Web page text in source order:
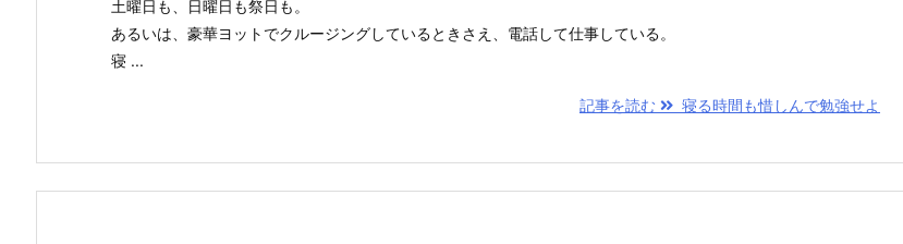
土曜日も、日曜日も祭日も。
あるいは、豪華ヨットでクルージングしているときさえ、電話して仕事している。
寝 ...
記事を読む 寝る時間も惜しんで勉強せよ